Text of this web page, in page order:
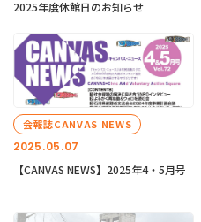
2025年度休館日のお知らせ
2025.05.07
会報誌CANVAS NEWS
【CANVAS NEWS】2025年4・5月号